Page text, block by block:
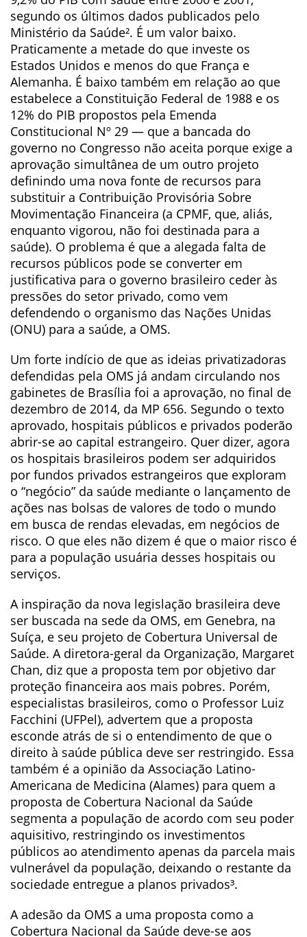
segundo os últimos dados publicados pelo
Ministério da Saúde². É um valor baixo.
Praticamente a metade do que investe os
Estados Unidos e menos do que França e
Alemanha. É baixo também em relação ao que
estabelece a Constituição Federal de 1988 e os
12% do PIB propostos pela Emenda
Constitucional Nº 29 — que a bancada do
governo no Congresso não aceita porque exige a
aprovação simultânea de um outro projeto
definindo uma nova fonte de recursos para
substituir a Contribuição Provisória Sobre
Movimentação Financeira (a CPMF, que, aliás,
enquanto vigorou, não foi destinada para a
saúde). O problema é que a alegada falta de
recursos públicos pode se converter em
justificativa para o governo brasileiro ceder às
pressões do setor privado, como vem
defendendo o organismo das Nações Unidas
(ONU) para a saúde, a OMS.
Um forte indício de que as ideias privatizadoras
defendidas pela OMS já andam circulando nos
gabinetes de Brasília foi a aprovação, no final de
dezembro de 2014, da MP 656. Segundo o texto
aprovado, hospitais públicos e privados poderão
abrir-se ao capital estrangeiro. Quer dizer, agora
os hospitais brasileiros podem ser adquiridos
por fundos privados estrangeiros que exploram
o “negócio” da saúde mediante o lançamento de
ações nas bolsas de valores de todo o mundo
em busca de rendas elevadas, em negócios de
risco. O que eles não dizem é que o maior risco é
para a população usuária desses hospitais ou
serviços.
A inspiração da nova legislação brasileira deve
ser buscada na sede da OMS, em Genebra, na
Suíça, e seu projeto de Cobertura Universal de
Saúde. A diretora-geral da Organização, Margaret
Chan, diz que a proposta tem por objetivo dar
proteção financeira aos mais pobres. Porém,
especialistas brasileiros, como o Professor Luiz
Facchini (UFPel), advertem que a proposta
esconde atrás de si o entendimento de que o
direito à saúde pública deve ser restringido. Essa
também é a opinião da Associação Latino-
Americana de Medicina (Alames) para quem a
proposta de Cobertura Nacional da Saúde
segmenta a população de acordo com seu poder
aquisitivo, restringindo os investimentos
públicos ao atendimento apenas da parcela mais
vulnerável da população, deixando o restante da
sociedade entregue a planos privados³.
A adesão da OMS a uma proposta como a
Cobertura Nacional da Saúde deve-se aos